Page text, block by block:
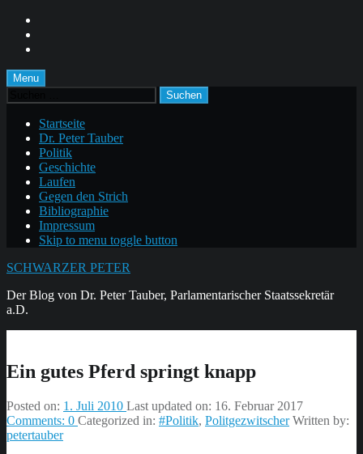
content
footer
Menu
Suchen
nach:
Startseite
Dr. Peter Tauber
Politik
Geschichte
Laufen
Gegen den Strich
Bibliographie
Impressum
Skip to menu toggle button
SCHWARZER PETER
Der Blog von Dr. Peter Tauber, Parlamentarischer Staatssekretär
a.D.
Ein gutes Pferd springt knapp
Posted on: 1. Juli 2010 Last updated on: 16. Februar 2017
Comments: 0 Categorized in: #Politik, Politgezwitscher Written by:
petertauber